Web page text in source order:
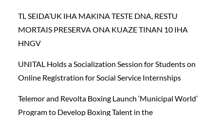
TL SEIDA’UK IHA MAKINA TESTE DNA, RESTU
MORTAIS PRESERVA ONA KUAZE TINAN 10 IHA
HNGV
UNITAL Holds a Socialization Session for Students on
Online Registration for Social Service Internships
Telemor and Revolta Boxing Launch ‘Municipal World’
Program to Develop Boxing Talent in the